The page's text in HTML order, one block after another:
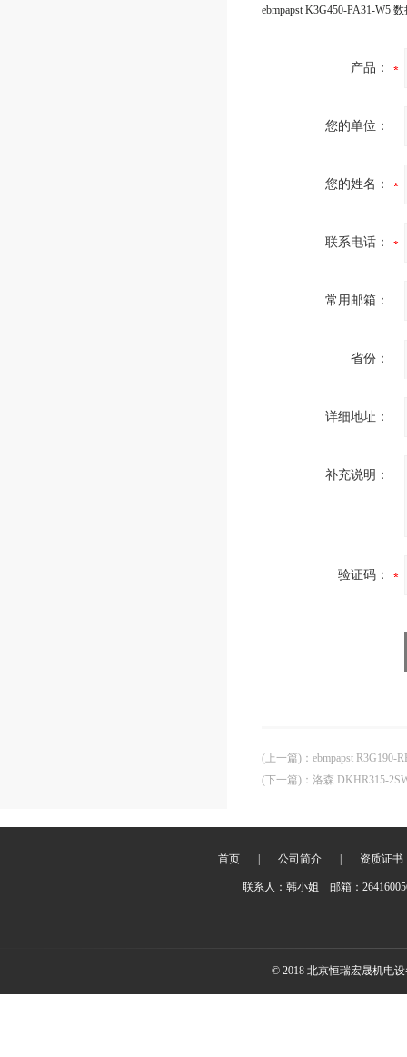
产品：
您的单位：
您的姓名：
联系电话：
常用邮箱：
省份：
详细地址：
补充说明：
验证码：
(上一篇) ： ebmpapst R3G190-
(下一篇) ： 洛森 DKHR315-
首页 公司简介 资质证书
联系人：韩小姐 邮箱：
© 2018 北京恒瑞宏晟机电